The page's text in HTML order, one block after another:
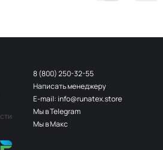
8 (800) 250-32-55
Написать менеджеру
E-mail: info@runatex.store
Мы в Telegram
Мы в Макс